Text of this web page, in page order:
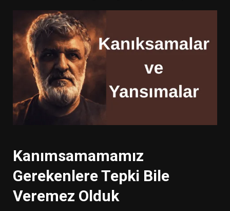
Kanımsamamamız
Gerekenlere Tepki Bile
Veremez Olduk